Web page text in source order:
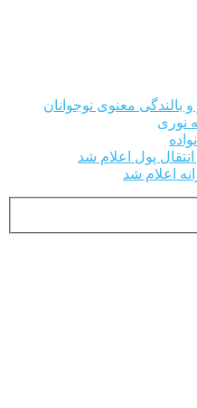
بالندگی معنوی نوجوانان
نوری
پول اعلام شد
اعلام شد